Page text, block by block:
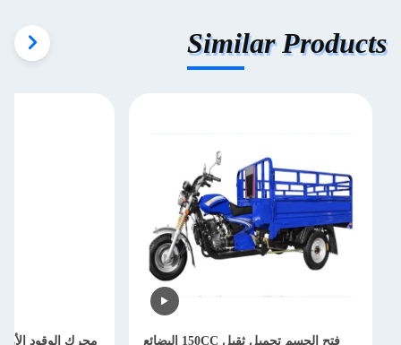
Similar Products
فتح الجسم تحميل ثقيل 150CC البضائع